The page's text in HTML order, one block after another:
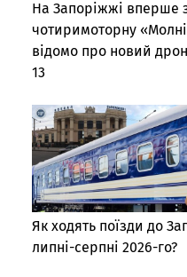
На Запоріжжі вперше
чотиримоторну
відомо про новий
13
Як ходять поїзди до
липні-серпні 2026-го?